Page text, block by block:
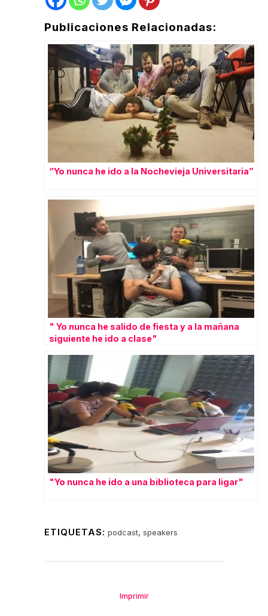
Publicaciones Relacionadas:
“Yo nunca he ido a la Nochevieja Universitaria”
" Yo nunca he salido de fiesta y a la mañana
siguiente he ido a clase"
"Yo nunca he ido a una biblioteca para ligar"
ETIQUETAS: podcast, speakers
Imprimir